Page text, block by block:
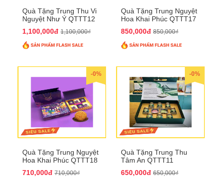
Quà Tặng Trung Thu Vi
Nguyệt Như Ý QTTT12
1,100,000đ 1,100,000₫
Quà Tặng Trung Nguyệt
Hoa Khai Phúc QTTT17
850,000đ 850,000₫
-0%
Quà Tặng Trung Nguyệt
Hoa Khai Phúc QTTT18
710,000đ 710,000₫
-0%
Quà Tặng Trung Thu
Tâm An QTTT11
650,000đ 650,000₫